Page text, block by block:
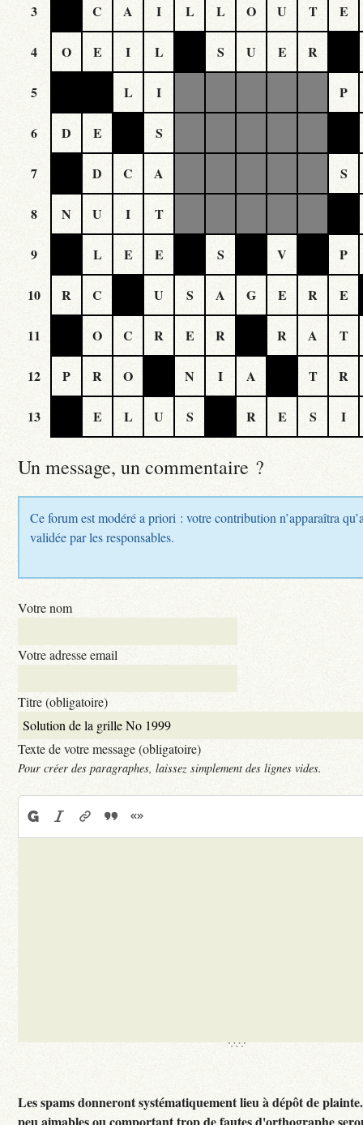
3 C A I L L O U T E
4 O E I L S U E R
5 L I P
6 D E S
7 D C A S
8 N U I T
9 L E E S V P
10 R C U S A G E R E
11 O C R E R R A T
12 P R O N I A T R
13 E L U S R E S I
Un message, un commentaire ?
Ce forum est modéré a priori : votre contribution n’apparaîtra
validée par les responsables.
Votre nom
Votre adresse email
Titre (obligatoire)
Texte de votre message (obligatoire)
Pour créer des paragraphes, laissez simplement des lignes vides.
Les spams donneront systématiquement lieu à dépôt de plainte.